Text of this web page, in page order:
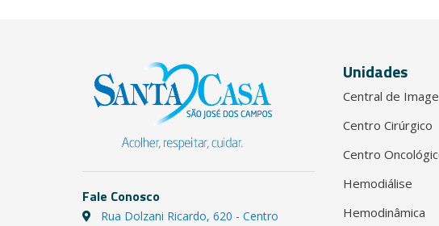
Fale Conosco
Rua Dolzani Ricardo, 620 - Centro
Unidades
Central de
Centro Cirúrgico
Centro
Hemodiálise
Hemodinâmica